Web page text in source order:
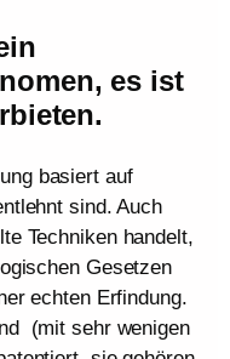
es ist
basiert auf
sind. Auch
Techniken handelt,
Gesetzen
echten Erfindung.
(mit sehr wenigen